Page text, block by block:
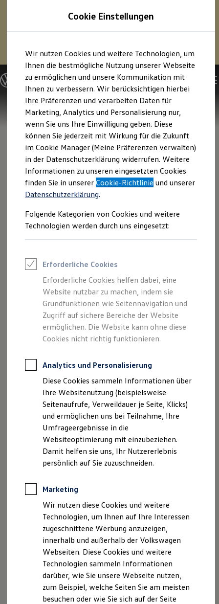
Hauptinhalt
springen
Footer
springen
Profitieren Sie von bis zu6.000 € 1
VolkswagenID. oder
Hybridmodelle.
Mehr zur E‑Auto-Förderung
Modelle und Konfigurator
Konfigurator
Modelle vergleichen
Konfiguration laden
Autosuche
Elektroautos
ENERGY Sondermodelle
Nutzfahrzeuge
SUV und CUV
Familienautos
Kombis
Kompaktwagen
Sportwagen
Schnell verfügbare Fahrzeuge
Angebote und Produkte
Aktuelle Angebote
E-Auto-Förderung
Volkswagen Marktplatz
Elektromobilität bei Gebrauchtwagen
Saisonangebote
Reifenpakete
Leasing
Leasing-Angebote
Gebrauchtwagen Leasing
Junge Gebrauchtwagen-Leasing
Elektroauto Leasing
Kleinwagen-Leasing
Autokredit mit Schlussrate
Versicherungen und Garantien
Kfz-Versicherung
Restschuldversicherungen
Garantien
Wartungsverträge
Geschäftskunden
Professional Class bei Volkswagen
Großkunden
Behörden
Direktkunden
Sonderfahrzeuge
Elektromobilität
Elektroautos
Elektrofahrzeugkonzepte
ID. EVERY1
Reichweite
Reichweite der ID. Modelle
Reichweite im Winter
Rekuperation
Laden
Laden unterwegs
Laden Zuhause
Ladestationen finden
Ladezeitensimulator
Cookie Einstellungen
Wir nutzen Cookies und weitere Technologien, um
Ihnen die bestmögliche Nutzung unserer Webseite
zu ermöglichen und unsere Kommunikation mit
Ihnen zu verbessern. Wir berücksichtigen hierbei
Ihre Präferenzen und verarbeiten Daten für
Marketing, Analytics und Personalisierung nur,
wenn Sie uns Ihre Einwilligung geben. Diese
können Sie jederzeit mit Wirkung für die Zukunft
im Cookie Manager (Meine Präferenzen verwalten)
in der Datenschutzerklärung widerrufen. Weitere
Informationen zu unseren eingesetzten Cookies
finden Sie in unsererCookie-Richtlinie und unserer
Datenschutzerklärung.
Folgende Kategorien von Cookies und weitere
Technologien werden durch uns eingesetzt:
Erforderliche Cookies
Erforderliche Cookies helfen dabei, eine
Website nutzbar zu machen, indem sie
Grundfunktionen wie Seitennavigation und
Zugriff auf sichere Bereiche der Website
ermöglichen. Die Website kann ohne diese
Cookies nicht richtig funktionieren.
Analytics und Personalisierung
Diese Cookies sammeln Informationen über
Ihre Websitenutzung (beispielsweise
Seitenaufrufe, Verweildauer je Seite, Klicks)
und ermöglichen uns bei Teilnahme, Ihre
Umfrageergebnisse in die
Websiteoptimierung mit einzubeziehen.
Damit helfen sie uns, Ihr Nutzererlebnis
persönlich auf Sie zuzuschneiden.
Marketing
Wir nutzen diese Cookies und weitere
Technologien, um Ihnen auf Ihre Interessen
zugeschnittene Werbung anzuzeigen,
innerhalb und außerhalb der Volkswagen
Webseiten. Diese Cookies und weitere
Technologien sammeln Informationen
darüber, wie Sie unsere Webseite nutzen,
zum Beispiel, welche Seiten Sie am meisten
besuchen oder wie Sie sich auf der Seite